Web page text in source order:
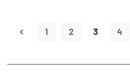
1 2 3 4